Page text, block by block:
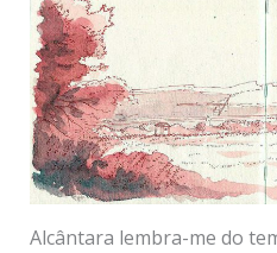
Alcântara lembra-me do